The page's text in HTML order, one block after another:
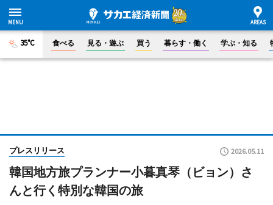
35°C 食べる 見る・遊ぶ 買う 暮らす・働く 学ぶ・知る
プレスリリース 2026.05.11
韓国地方旅プランナー小暮真琴（ビョン）さ
んと行く特別な韓国の旅